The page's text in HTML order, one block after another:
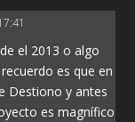
el 2013 o algo
es que en
Destiono y antes
es magnífico